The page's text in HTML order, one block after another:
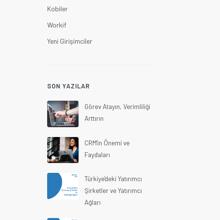
Kobiler
Workif
Yeni Girişimciler
SON YAZILAR
Görev Atayın, Verimliliği
Arttırın
CRM'in Önemi ve
Faydaları
Türkiye'deki Yatırımcı
Şirketler ve Yatırımcı
Ağları